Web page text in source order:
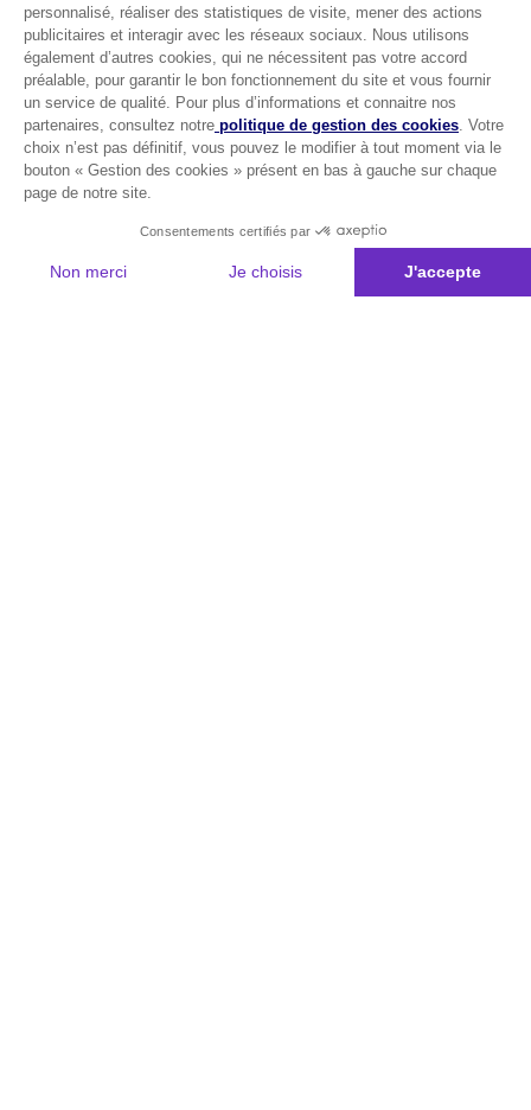
personnalisé, réaliser des statistiques de visite, mener des actions
publicitaires et interagir avec les réseaux sociaux. Nous utilisons
également d’autres cookies, qui ne nécessitent pas votre accord
préalable, pour garantir le bon fonctionnement du site et vous fournir
un service de qualité. Pour plus d’informations et connaitre nos
partenaires, consultez notre politique de gestion des cookies. Votre
choix n’est pas définitif, vous pouvez le modifier à tout moment via le
bouton « Gestion des cookies » présent en bas à gauche sur chaque
page de notre site.
Consentements certifiés par
Non merci Je choisis
J'accepte